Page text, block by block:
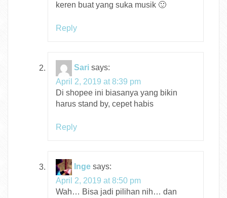
keren buat yang suka musik 🙂
Reply
Sari says:
April 2, 2019 at 8:39 pm
Di shopee ini biasanya yang bikin
harus stand by, cepet habis
Reply
Inge says:
April 2, 2019 at 8:50 pm
Wah… Bisa jadi pilihan nih… dan